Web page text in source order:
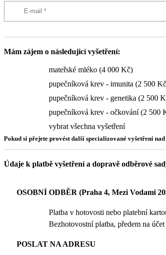
Mám zájem o následujicí vyšetření:
mateřské mléko (4 000 Kč)
pupečníková krev - imunita (2 500
pupečníková krev - genetika (2 500
pupečníková krev - očkování (2 500
vybrat všechna vyšetření
Pokud si přejete provést další specializované vyšetření
Údaje k platbě vyšetření a dopravě odběrové
OSOBNÍ ODBĚR (Praha 4, Mezi Vodami
Platba v hotovosti nebo platební
Bezhotovostní platba, předem na účet
POSLAT NA ADRESU